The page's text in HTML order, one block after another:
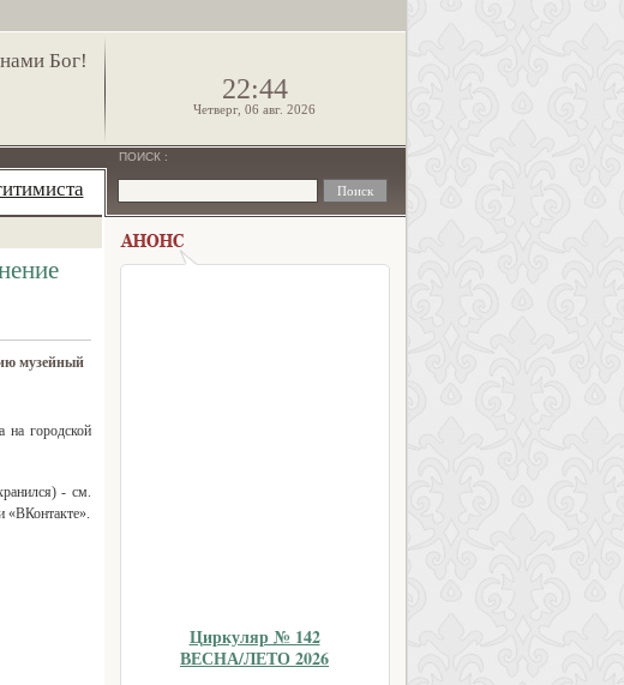
Бог!
22:44
Четверг, 06 авг. 2026
музейный
на городской
- см.
«ВКонтакте».
ПОИСК :
Циркуляр № 142
ВЕСНА/ЛЕТО 2026